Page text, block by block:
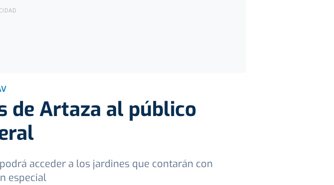
de Artaza al público
acceder a los jardines que contarán con
especial